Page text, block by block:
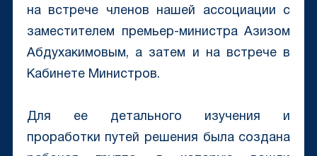
на встрече членов нашей ассоциации с
заместителем премьер-министра Азизом
Абдухакимовым, а затем и на встрече в
Кабинете Министров.
Для ее детального изучения и
проработки путей решения была создана